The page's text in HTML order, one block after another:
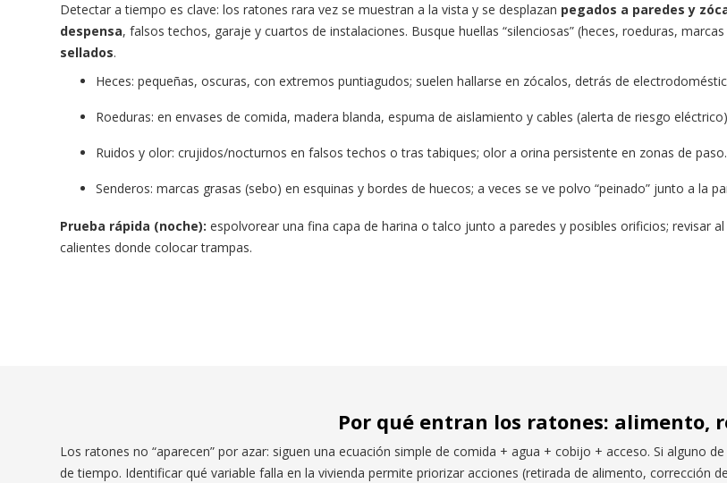
Detectar a tiempo es clave: los ratones rara vez se muestran a la vista y se desplazan pegados a paredes y
despensa, falsos techos, garaje y cuartos de instalaciones. Busque huellas “silenciosas” (heces, roeduras,
sellados.
Heces: pequeñas, oscuras, con extremos puntiagudos; suelen hallarse en zócalos, detrás de
Roeduras: en envases de comida, madera blanda, espuma de aislamiento y cables (alerta de riesgo
Ruidos y olor: crujidos/nocturnos en falsos techos o tras tabiques; olor a orina persistente en zonas de paso.
Senderos: marcas grasas (sebo) en esquinas y bordes de huecos; a veces se ve polvo “peinado” junto a la
Prueba rápida (noche):espolvorear una fina capa de harina o talco junto a paredes y posibles orificios; revisar
calientes donde colocar trampas.
Por qué entran los ratones: alimento,
Los ratones no “aparecen” por azar: siguen una ecuación simple de comida + agua + cobijo + acceso. Si alguno
de tiempo. Identificar qué variable falla en la vivienda permite priorizar acciones (retirada de alimento, corrección